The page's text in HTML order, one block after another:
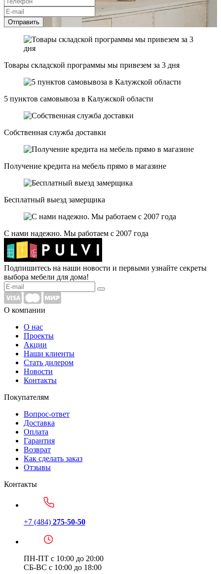
Отправить
Товары складской программы мы привезем за 3 дня
5 пунктов самовывоза в Калужской области
Собственная служба доставки
Получение кредита на мебель прямо в магазине
Бесплатный выезд замерщика
С нами надежно. Мы работаем с 2007 года
Подпишитесь на наши новости и первыми узнайте секреты
выбора мебели для дома!
О компании
О нас
Проекты
Акции
Наши клиенты
Стать дилером
Новости
Контакты
Покупателям
Вопрос-ответ
Доставка
Оплата
Гарантия
Возврат
Как сделать заказ
Отзывы
Контакты
+7 (484) 275-50-50
ПН-ПТ с 10:00 до 20:00
СБ-ВС с 10:00 до 18:00